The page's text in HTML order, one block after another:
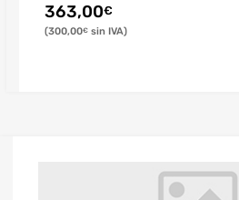
363,00€
300,00€